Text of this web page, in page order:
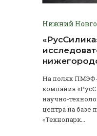
Нижний
На полях ПМЭФ-
компания
научно-
центра на базе
«Технопарк...